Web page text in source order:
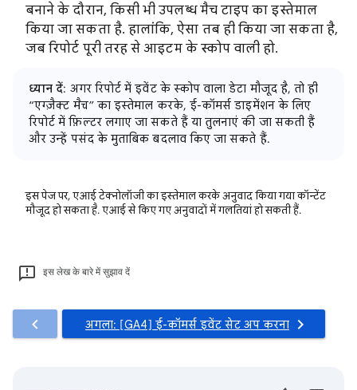
बनाने के दौरान, किसी भी उपलब्ध मैच टाइप का इस्तेमाल
किया जा सकता है. हालांकि, ऐसा तब ही किया जा सकता है,
जब रिपोर्ट पूरी तरह से आइटम के स्कोप वाली हो.
ध्यान दें: अगर रिपोर्ट में इवेंट के स्कोप वाला डेटा मौजूद है, तो ही
“एग्ज़ैक्ट मैच” का इस्तेमाल करके, ई-कॉमर्स डाइमेंशन के लिए
रिपोर्ट में फ़िल्टर लगाए जा सकते हैं या तुलनाएं की जा सकती हैं
और उन्हें पसंद के मुताबिक बदलाव किए जा सकते हैं.
इस पेज पर, एआई टेक्नोलॉजी का इस्तेमाल करके अनुवाद किया गया कॉन्टेंट
मौजूद हो सकता है. एआई से किए गए अनुवादों में गलतियां हो सकती हैं.
इस लेख के बारे में सुझाव दें
अगला: [GA4] ई-कॉमर्स इवेंट सेट अप करना